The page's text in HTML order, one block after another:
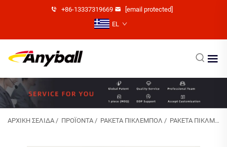
+86-13337319669
[email protected]
EL
ΑΡΧΙΚΉ ΣΕΛΊΔΑ / ΠΡΟΪΌΝΤΑ / ΡΑΚΈΤΑ ΠΙΚΛΕΜΠΌΛ / ΡΑΚΈΤΑ ΠΊΚΛΜΠΟΛ ΑΠΌ ΊΝΕΣ ΆΝΘΡΑΚΑ